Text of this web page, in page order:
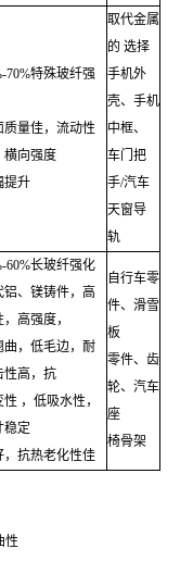
70%特殊玻纤强
质量佳，流动性
横向强度
提升
取代金属
的 选择
手机外
壳、手机
中框、
车门把
手/汽车
天窗导
轨
60%长玻纤强化
铝、镁铸件，高
，高强度，
曲，低毛边，耐
性高，抗
性 ，低吸水性，
稳定
，抗热老化性佳
自行车零
件、滑雪
板
零件、齿
轮、汽车
座
椅骨架
性